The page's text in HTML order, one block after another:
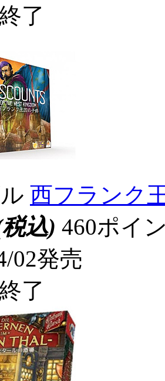
了
西フランク
込) 460ポイ
02発売
了